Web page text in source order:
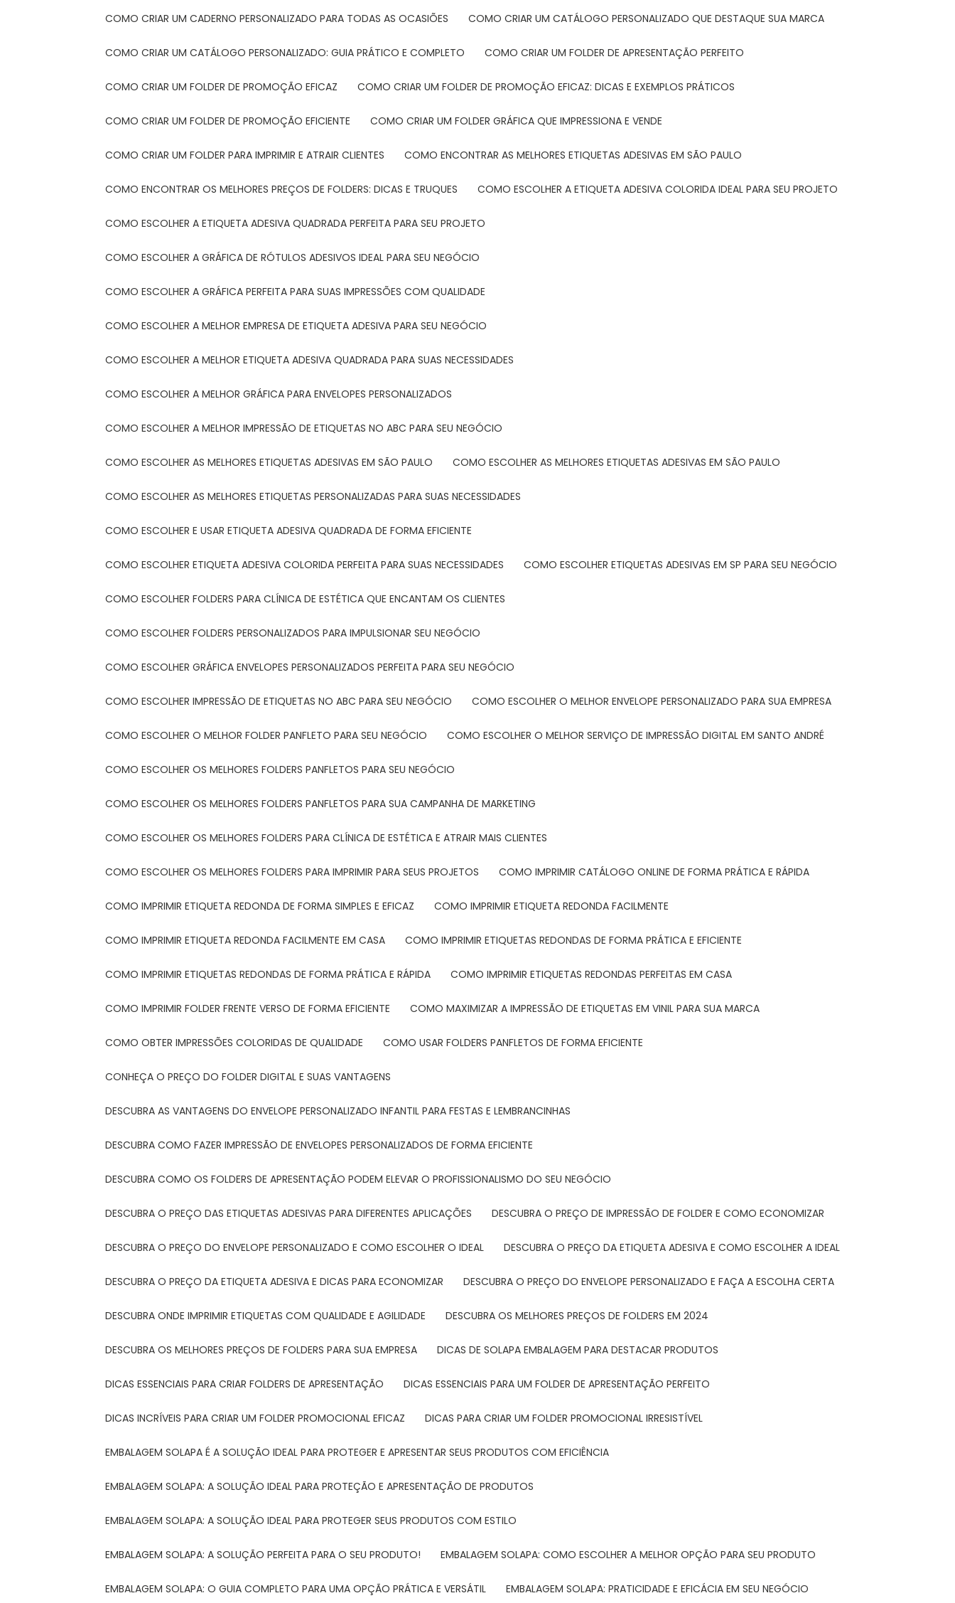
COMO CRIAR UM CADERNO PERSONALIZADO PARA TODAS AS OCASIÕES COMO CRIAR UM CATÁLOGO PERSONALIZADO QUE DESTAQUE SUA MARCA
COMO CRIAR UM CATÁLOGO PERSONALIZADO: GUIA PRÁTICO E COMPLETO COMO CRIAR UM FOLDER DE APRESENTAÇÃO PERFEITO
COMO CRIAR UM FOLDER DE PROMOÇÃO EFICAZ COMO CRIAR UM FOLDER DE PROMOÇÃO EFICAZ: DICAS E EXEMPLOS PRÁTICOS
COMO CRIAR UM FOLDER DE PROMOÇÃO EFICIENTE COMO CRIAR UM FOLDER GRÁFICA QUE IMPRESSIONA E VENDE
COMO CRIAR UM FOLDER PARA IMPRIMIR E ATRAIR CLIENTES COMO ENCONTRAR AS MELHORES ETIQUETAS ADESIVAS EM SÃO PAULO
COMO ENCONTRAR OS MELHORES PREÇOS DE FOLDERS: DICAS E TRUQUES COMO ESCOLHER A ETIQUETA ADESIVA COLORIDA IDEAL PARA SEU PROJETO
COMO ESCOLHER A ETIQUETA ADESIVA QUADRADA PERFEITA PARA SEU PROJETO
COMO ESCOLHER A GRÁFICA DE RÓTULOS ADESIVOS IDEAL PARA SEU NEGÓCIO
COMO ESCOLHER A GRÁFICA PERFEITA PARA SUAS IMPRESSÕES COM QUALIDADE
COMO ESCOLHER A MELHOR EMPRESA DE ETIQUETA ADESIVA PARA SEU NEGÓCIO
COMO ESCOLHER A MELHOR ETIQUETA ADESIVA QUADRADA PARA SUAS NECESSIDADES
COMO ESCOLHER A MELHOR GRÁFICA PARA ENVELOPES PERSONALIZADOS
COMO ESCOLHER A MELHOR IMPRESSÃO DE ETIQUETAS NO ABC PARA SEU NEGÓCIO
COMO ESCOLHER AS MELHORES ETIQUETAS ADESIVAS EM SÃO PAULO COMO ESCOLHER AS MELHORES ETIQUETAS ADESIVAS EM SÃO PAULO
COMO ESCOLHER AS MELHORES ETIQUETAS PERSONALIZADAS PARA SUAS NECESSIDADES
COMO ESCOLHER E USAR ETIQUETA ADESIVA QUADRADA DE FORMA EFICIENTE
COMO ESCOLHER ETIQUETA ADESIVA COLORIDA PERFEITA PARA SUAS NECESSIDADES COMO ESCOLHER ETIQUETAS ADESIVAS EM SP PARA SEU NEGÓCIO
COMO ESCOLHER FOLDERS PARA CLÍNICA DE ESTÉTICA QUE ENCANTAM OS CLIENTES
COMO ESCOLHER FOLDERS PERSONALIZADOS PARA IMPULSIONAR SEU NEGÓCIO
COMO ESCOLHER GRÁFICA ENVELOPES PERSONALIZADOS PERFEITA PARA SEU NEGÓCIO
COMO ESCOLHER IMPRESSÃO DE ETIQUETAS NO ABC PARA SEU NEGÓCIO COMO ESCOLHER O MELHOR ENVELOPE PERSONALIZADO PARA SUA EMPRESA
COMO ESCOLHER O MELHOR FOLDER PANFLETO PARA SEU NEGÓCIO COMO ESCOLHER O MELHOR SERVIÇO DE IMPRESSÃO DIGITAL EM SANTO ANDRÉ
COMO ESCOLHER OS MELHORES FOLDERS PANFLETOS PARA SEU NEGÓCIO
COMO ESCOLHER OS MELHORES FOLDERS PANFLETOS PARA SUA CAMPANHA DE MARKETING
COMO ESCOLHER OS MELHORES FOLDERS PARA CLÍNICA DE ESTÉTICA E ATRAIR MAIS CLIENTES
COMO ESCOLHER OS MELHORES FOLDERS PARA IMPRIMIR PARA SEUS PROJETOS COMO IMPRIMIR CATÁLOGO ONLINE DE FORMA PRÁTICA E RÁPIDA
COMO IMPRIMIR ETIQUETA REDONDA DE FORMA SIMPLES E EFICAZ COMO IMPRIMIR ETIQUETA REDONDA FACILMENTE
COMO IMPRIMIR ETIQUETA REDONDA FACILMENTE EM CASA COMO IMPRIMIR ETIQUETAS REDONDAS DE FORMA PRÁTICA E EFICIENTE
COMO IMPRIMIR ETIQUETAS REDONDAS DE FORMA PRÁTICA E RÁPIDA COMO IMPRIMIR ETIQUETAS REDONDAS PERFEITAS EM CASA
COMO IMPRIMIR FOLDER FRENTE VERSO DE FORMA EFICIENTE COMO MAXIMIZAR A IMPRESSÃO DE ETIQUETAS EM VINIL PARA SUA MARCA
COMO OBTER IMPRESSÕES COLORIDAS DE QUALIDADE COMO USAR FOLDERS PANFLETOS DE FORMA EFICIENTE
CONHEÇA O PREÇO DO FOLDER DIGITAL E SUAS VANTAGENS
DESCUBRA AS VANTAGENS DO ENVELOPE PERSONALIZADO INFANTIL PARA FESTAS E LEMBRANCINHAS
DESCUBRA COMO FAZER IMPRESSÃO DE ENVELOPES PERSONALIZADOS DE FORMA EFICIENTE
DESCUBRA COMO OS FOLDERS DE APRESENTAÇÃO PODEM ELEVAR O PROFISSIONALISMO DO SEU NEGÓCIO
DESCUBRA O PREÇO DAS ETIQUETAS ADESIVAS PARA DIFERENTES APLICAÇÕES DESCUBRA O PREÇO DE IMPRESSÃO DE FOLDER E COMO ECONOMIZAR
DESCUBRA O PREÇO DO ENVELOPE PERSONALIZADO E COMO ESCOLHER O IDEAL DESCUBRA O PREÇO DA ETIQUETA ADESIVA E COMO ESCOLHER A IDEAL
DESCUBRA O PREÇO DA ETIQUETA ADESIVA E DICAS PARA ECONOMIZAR DESCUBRA O PREÇO DO ENVELOPE PERSONALIZADO E FAÇA A ESCOLHA CERTA
DESCUBRA ONDE IMPRIMIR ETIQUETAS COM QUALIDADE E AGILIDADE DESCUBRA OS MELHORES PREÇOS DE FOLDERS EM 2024
DESCUBRA OS MELHORES PREÇOS DE FOLDERS PARA SUA EMPRESA DICAS DE SOLAPA EMBALAGEM PARA DESTACAR PRODUTOS
DICAS ESSENCIAIS PARA CRIAR FOLDERS DE APRESENTAÇÃO DICAS ESSENCIAIS PARA UM FOLDER DE APRESENTAÇÃO PERFEITO
DICAS INCRÍVEIS PARA CRIAR UM FOLDER PROMOCIONAL EFICAZ DICAS PARA CRIAR UM FOLDER PROMOCIONAL IRRESISTÍVEL
EMBALAGEM SOLAPA É A SOLUÇÃO IDEAL PARA PROTEGER E APRESENTAR SEUS PRODUTOS COM EFICIÊNCIA
EMBALAGEM SOLAPA: A SOLUÇÃO IDEAL PARA PROTEÇÃO E APRESENTAÇÃO DE PRODUTOS
EMBALAGEM SOLAPA: A SOLUÇÃO IDEAL PARA PROTEGER SEUS PRODUTOS COM ESTILO
EMBALAGEM SOLAPA: A SOLUÇÃO PERFEITA PARA O SEU PRODUTO! EMBALAGEM SOLAPA: COMO ESCOLHER A MELHOR OPÇÃO PARA SEU PRODUTO
EMBALAGEM SOLAPA: O GUIA COMPLETO PARA UMA OPÇÃO PRÁTICA E VERSÁTIL EMBALAGEM SOLAPA: PRATICIDADE E EFICÁCIA EM SEU NEGÓCIO